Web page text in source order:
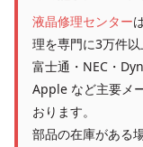
液晶修理センター
理を専門に3万件以
富士通・NEC・
Apple など主要メ
おります。
部品の在庫がある